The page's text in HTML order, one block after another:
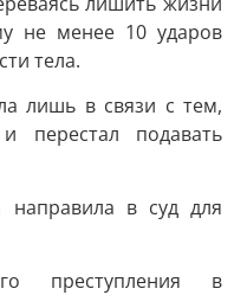
не менее 10 ударов
тела.
лишь в связи с тем,
перестал подавать
направила в суд для
преступления в